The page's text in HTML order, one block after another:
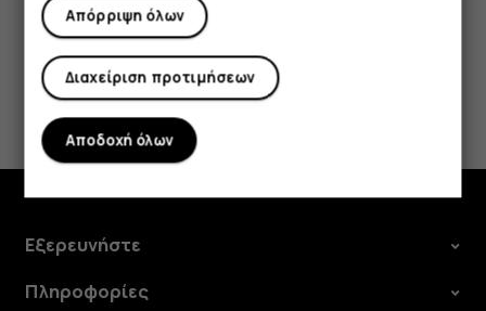
Το βρήκατε χρήσιμο;
Ναι Όχι
Εξερευνήστε
Πληροφορίες
Απόρριψη όλων
Διαχείριση προτιμήσεων
Αποδοχή όλων